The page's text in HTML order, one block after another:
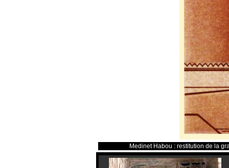
Medinet Habou : restitution de la